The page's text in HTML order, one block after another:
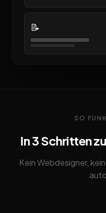
📝
SO
In 3 Schritten
Kein Webdesigner,